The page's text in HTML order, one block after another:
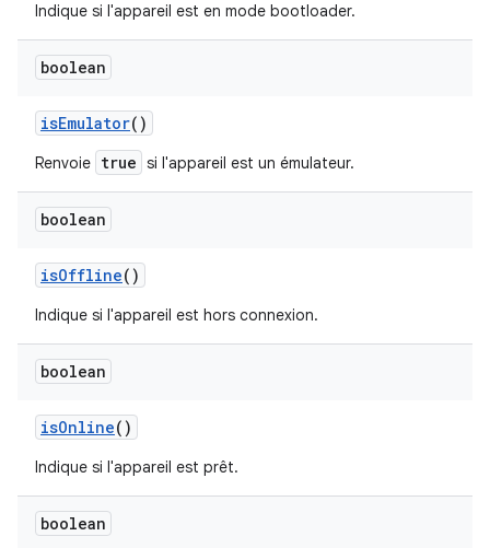
Indique si l'appareil est en mode bootloader.
boolean
isEmulator()
Renvoie true si l'appareil est un émulateur.
boolean
isOffline()
Indique si l'appareil est hors connexion.
boolean
isOnline()
Indique si l'appareil est prêt.
boolean